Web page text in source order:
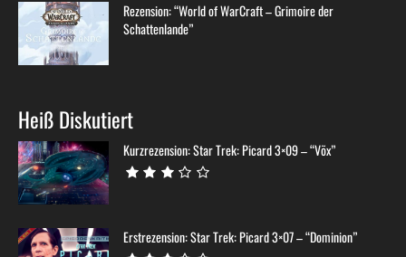
Rezension: “World of WarCraft – Grimoire der
Schattenlande”
Heiß Diskutiert
Kurzrezension: Star Trek: Picard 3×09 – “Võx”
Erstrezension: Star Trek: Picard 3×07 – “Dominion”